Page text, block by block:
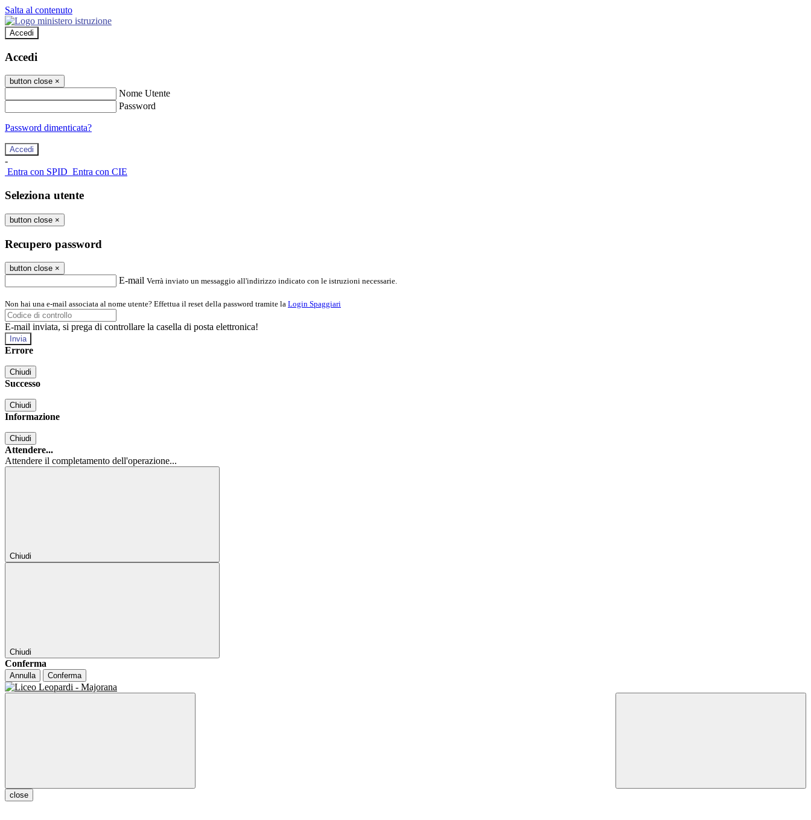
Salta al contenuto
Accedi
Accedi
button close ×
Nome Utente
Password
Password dimenticata?
-
Entra con SPID Entra con CIE
Seleziona utente
button close ×
Recupero password
button close ×
E-mail Verrà inviato un messaggio all'indirizzo indicato con le istruzioni necessarie.
Non hai una e-mail associata al nome utente? Effettua il reset della password tramite la Login Spaggiari
E-mail inviata, si prega di controllare la casella di posta elettronica!
Errore
Chiudi
Successo
Chiudi
Informazione
Chiudi
Attendere...
Attendere il completamento dell'operazione...
Chiudi
Chiudi
Conferma
Annulla Conferma
close